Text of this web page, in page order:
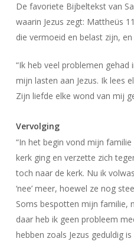
De favoriete Bijbeltekst van
waarin Jezus zegt: Mattheüs
die vermoeid en belast zijn, en
“Ik heb veel problemen
mijn lasten aan Jezus. Ik lees
Zijn liefde elke wond van mij
Vervolging
“In het begin vond mijn
kerk ging en verzette zich
toch naar de kerk. Nu ik
‘nee’ meer, hoewel ze nog
Soms bespotten mijn familie,
daar heb ik geen probleem
hebben zoals Jezus geduldig